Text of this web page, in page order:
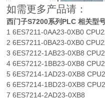
西门子PLC
S7-200CN系
列 西门子PLC
如需更多产品请：
西门子S7200系列PLC 相关型
1 6ES7211-0AA23-0XB0
2 6ES7211-0BA23-0XB0
3 6ES7212-1AB23-0XB8
4 6ES7212-1BB23-0XB8
5 6ES7214-1AD23-0XB8
6 6ES7214-1BD23-0XB8
7 6ES7214-2AD23-0XB8